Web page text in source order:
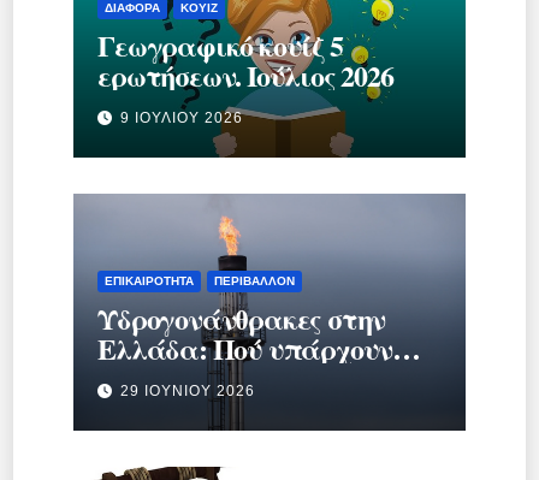
ΔΙΆΦΟΡΑ ΚΟΥΊΖ
Γεωγραφικό κουίζ 5
ερωτήσεων. Ιούλιος 2026
9 ΙΟΥΛΊΟΥ 2026
ΕΠΙΚΑΙΡΌΤΗΤΑ ΠΕΡΙΒΆΛΛΟΝ
Υδρογονάνθρακες στην
Ελλάδα: Πού υπάρχουν
κοιτάσματα και γιατί
προκαλούν τόση συζήτηση;
29 ΙΟΥΝΊΟΥ 2026